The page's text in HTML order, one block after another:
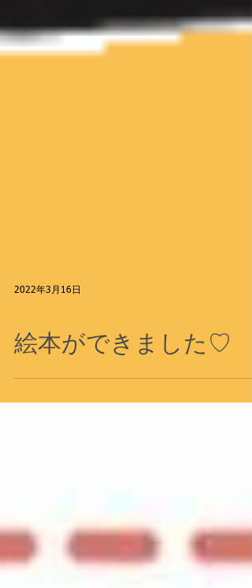
2022年3月16日
お知らせ
絵本ができました♡